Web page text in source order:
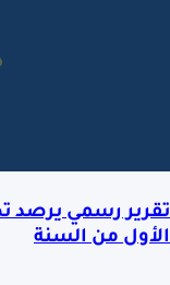
تقرير رسمي يرصد
الأول من السنة